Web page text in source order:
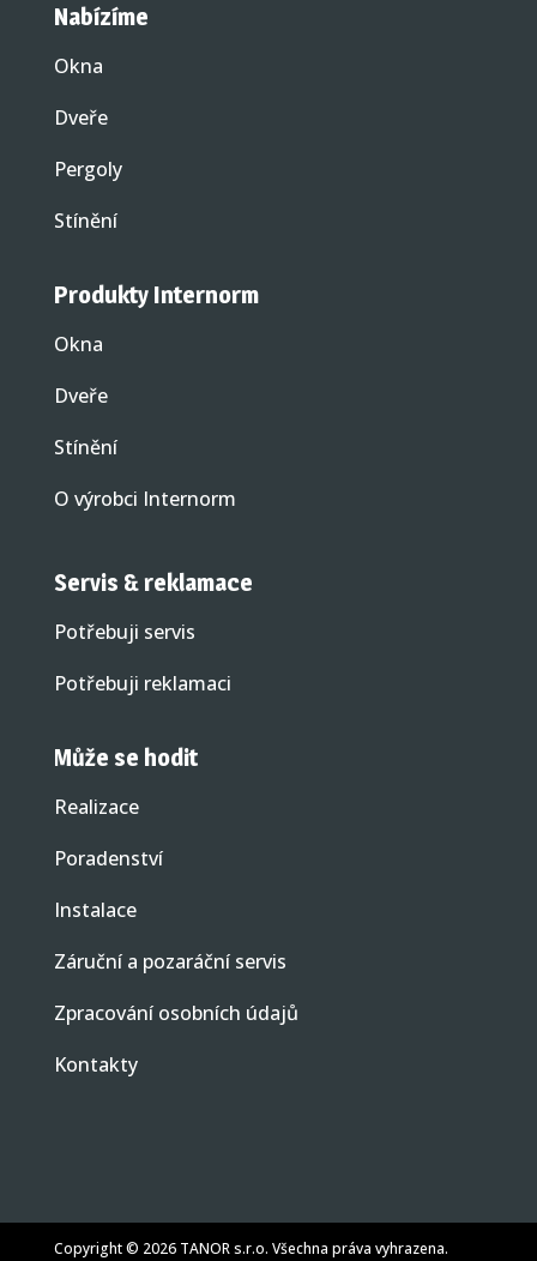
Nabízíme
Okna
Dveře
Pergoly
Stínění
Produkty Internorm
Okna
Dveře
Stínění
O výrobci Internorm
Servis & reklamace
Potřebuji servis
Potřebuji reklamaci
Může se hodit
Realizace
Poradenství
Instalace
Záruční a pozaráční servis
Zpracování osobních údajů
Kontakty
Copyright © 2026 TANOR s.r.o. Všechna práva vyhrazena.